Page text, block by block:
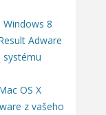
8
Adware
systému
OS X
z vašeho